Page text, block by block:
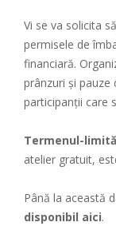
Vi se va solicita
permisele de
financiară.
prânzuri și pauze
participanții care
Termenul-limită
atelier gratuit,
Până la această
disponibil aici.